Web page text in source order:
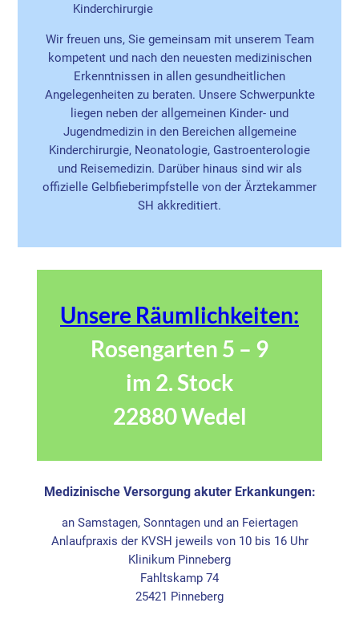
Kinderchirurgie
Wir freuen uns, Sie gemeinsam mit unserem Team
kompetent und nach den neuesten medizinischen
Erkenntnissen in allen gesundheitlichen
Angelegenheiten zu beraten. Unsere Schwerpunkte
liegen neben der allgemeinen Kinder- und
Jugendmedizin in den Bereichen allgemeine
Kinderchirurgie, Neonatologie, Gastroenterologie
und Reisemedizin. Darüber hinaus sind wir als
offizielle Gelbfieberimpfstelle von der Ärztekammer
SH akkreditiert.
Unsere Räumlichkeiten:
Rosengarten 5 – 9
im 2. Stock
22880 Wedel
Medizinische Versorgung akuter Erkankungen:
an Samstagen, Sonntagen und an Feiertagen
Anlaufpraxis der KVSH jeweils von 10 bis 16 Uhr
Klinikum Pinneberg
Fahltskamp 74
25421 Pinneberg